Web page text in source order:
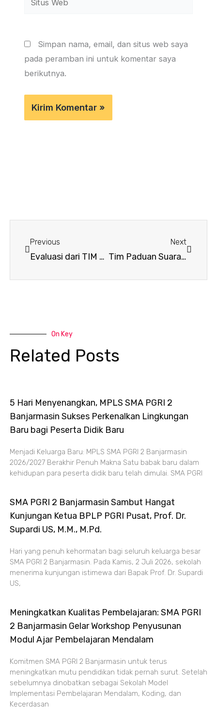
Simpan nama, email, dan situs web saya
pada peramban ini untuk komentar saya
berikutnya.
Previous
Evaluasi dari TIM BAN S/M Inspektorat Jenderal Kemendikbudristek
Next
Tim Paduan Suara SMA PGRI 2 Banjarmasin Juara 3
On Key
Related Posts
5 Hari Menyenangkan, MPLS SMA PGRI 2
Banjarmasin Sukses Perkenalkan Lingkungan
Baru bagi Peserta Didik Baru
Menjadi Keluarga Baru: MPLS SMA PGRI 2 Banjarmasin
2026/2027 Berakhir Penuh Makna Satu babak baru dalam
kehidupan para peserta didik baru telah dimulai. SMA PGRI
SMA PGRI 2 Banjarmasin Sambut Hangat
Kunjungan Ketua BPLP PGRI Pusat, Prof. Dr.
Supardi US, M.M., M.Pd.
Hari yang penuh kehormatan bagi seluruh keluarga besar
SMA PGRI 2 Banjarmasin. Pada Kamis, 2 Juli 2026, sekolah
menerima kunjungan istimewa dari Bapak Prof. Dr. Supardi
US,
Meningkatkan Kualitas Pembelajaran: SMA PGRI
2 Banjarmasin Gelar Workshop Penyusunan
Modul Ajar Pembelajaran Mendalam
Komitmen SMA PGRI 2 Banjarmasin untuk terus
meningkatkan mutu pendidikan tidak pernah surut. Setelah
sebelumnya dinobatkan sebagai Sekolah Model
Implementasi Pembelajaran Mendalam, Koding, dan
Kecerdasan